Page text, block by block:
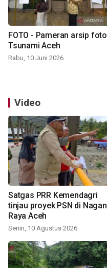
FOTO - Pameran arsip foto
Tsunami Aceh
Rabu, 10 Juni 2026
Video
Satgas PRR Kemendagri
tinjau proyek PSN di Nagan
Raya Aceh
Senin, 10 Agustus 2026